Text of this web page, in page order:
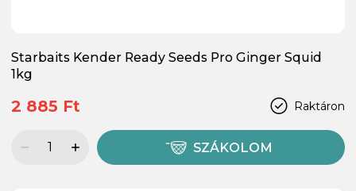
Starbaits Kender Ready Seeds Pro Ginger Squid
1kg
Raktáron
2 885 Ft
SZÁKOLOM